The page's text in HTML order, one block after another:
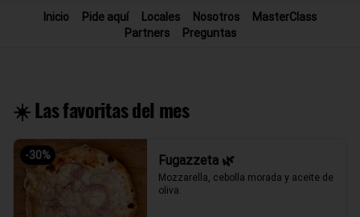
Inicio Pide aquí Locales Nosotros
MasterClass
Partners
Preguntas
☀️ Las favoritas del mes
-30% Fugazzeta 🌿
Mozzarella, cebolla morada y aceite de
oliva.